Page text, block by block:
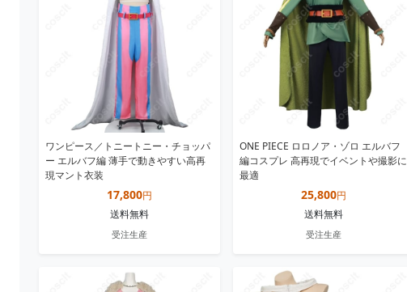
ワンピース／トニートニー・チョッパ
ー エルバフ編 薄手で動きやすい高再
現マント衣装
17,800円
送料無料
受注生産
ONE PIECE ロロノア・ゾロ エルバフ
編コスプレ 高再現でイベントや撮影に
最適
25,800円
送料無料
受注生産